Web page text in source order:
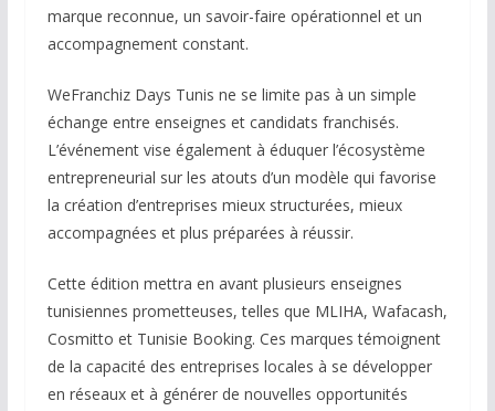
marque reconnue, un savoir-faire opérationnel et un
accompagnement constant.
WeFranchiz Days Tunis ne se limite pas à un simple
échange entre enseignes et candidats franchisés.
L’événement vise également à éduquer l’écosystème
entrepreneurial sur les atouts d’un modèle qui favorise
la création d’entreprises mieux structurées, mieux
accompagnées et plus préparées à réussir.
Cette édition mettra en avant plusieurs enseignes
tunisiennes prometteuses, telles que MLIHA, Wafacash,
Cosmitto et Tunisie Booking. Ces marques témoignent
de la capacité des entreprises locales à se développer
en réseaux et à générer de nouvelles opportunités